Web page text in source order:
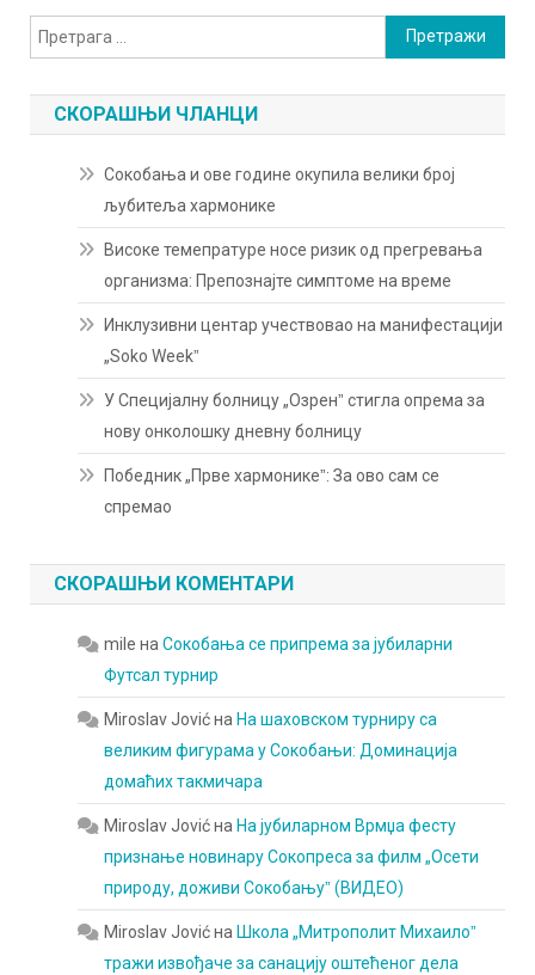
Претрага
за:
СКОРАШЊИ ЧЛАНЦИ
Сокобања и ове године окупила велики број
љубитеља хармонике
Високе темепратуре носе ризик од прегревања
организма: Препознајте симптоме на време
Инклузивни центар учествовао на манифестацији
„Soko Weekˮ
У Специјалну болницу „Озренˮ стигла опрема за
нову онколошку дневну болницу
Победник „Прве хармоникеˮ: За ово сам се
спремао
СКОРАШЊИ КОМЕНТАРИ
mile наСокобања се припрема за јубиларни
Футсал турнир
Miroslav Jovićна На шаховском турниру са
великим фигурама у Сокобањи: Доминација
домаћих такмичара
Miroslav Jovićна На јубиларном Врмџа фесту
признање новинару Сокопреса за филм „Осети
природу, доживи Сокобањуˮ (ВИДЕО)
Miroslav Jovićна Школа „Митрополит Михаилоˮ
тражи извођаче за санацију оштећеног дела